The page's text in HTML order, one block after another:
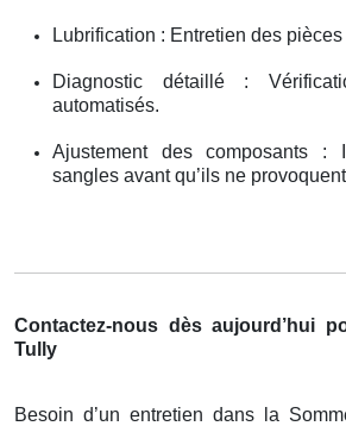
Lubrification : Entretien des
Diagnostic détaillé :
automatisés.
Ajustement des composants :
sangles avant qu’ils ne
Contactez-nous dès aujourd’hui
Tully
Besoin d’un entretien dans la